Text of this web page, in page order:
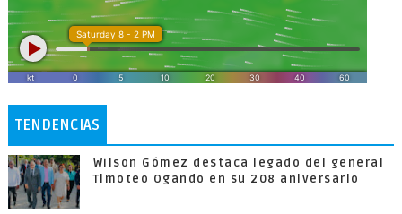
TENDENCIAS
Wilson Gómez destaca legado del general
Timoteo Ogando en su 208 aniversario